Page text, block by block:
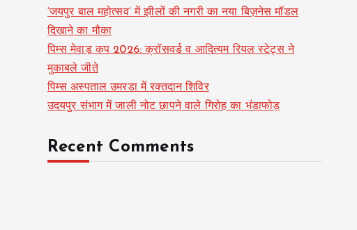
‘जयपुर बाल महोत्सव’ में झीलों की नगरी का नया बिज़नेस मॉडल
दिखाने का मौका
पिम्स मेवाड़ कप 2026: क्रॉसवर्ड व आदित्यम रियल स्टेट्स ने
मुकाबले जीते
पिम्स अस्पताल उमरडा में रक्तदान शिविर
उदयपुर संभाग में जाली नोट छापने वाले गिरोह का भंडाफोड़
Recent Comments